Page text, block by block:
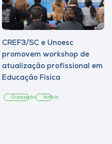
CREF3/SC e Unoesc
promovem workshop de
atualização profissional em
Educação Física
Graduação Notícia